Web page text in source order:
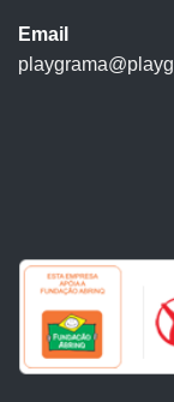
Email